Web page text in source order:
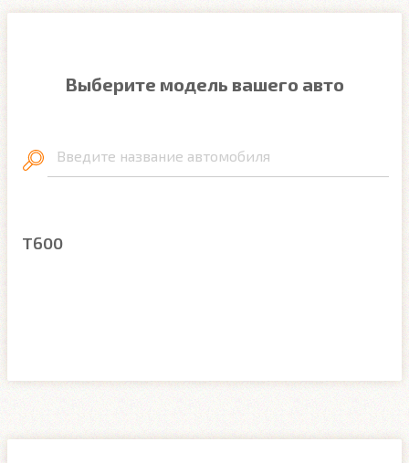
Выберите модель вашего авто
Введите название автомобиля
T600